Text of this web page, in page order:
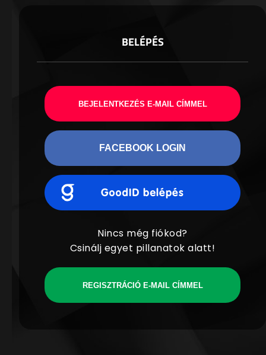
BELÉPÉS
BEJELENTKEZÉS E-MAIL CÍMMEL
FACEBOOK LOGIN
Nincs még fiókod?
Csinálj egyet pillanatok alatt!
REGISZTRÁCIÓ E-MAIL CÍMMEL